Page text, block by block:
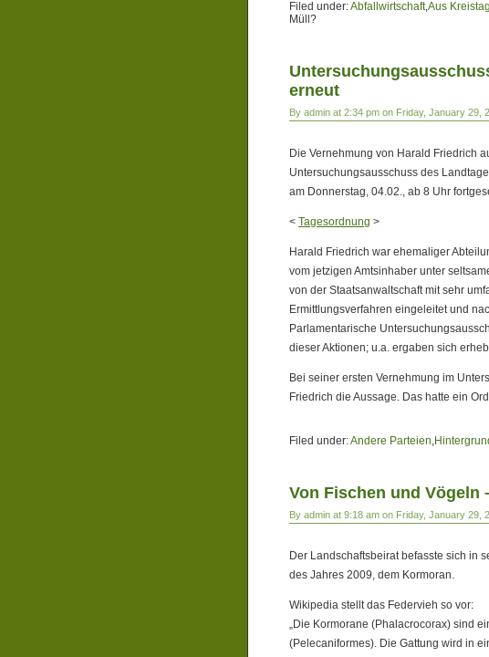
Filed under:Abfallwirtschaft,Aus
Müll?
erneut
By admin at 2:34 pm on Friday, January 29,
Die Vernehmung von Harald Friedrich
Untersuchungsausschuss des
am Donnerstag, 04.02., ab 8 Uhr
< Tagesordnung >
Harald Friedrich war ehemaliger
vom jetzigen Amtsinhaber unter
von der Staatsanwaltschaft mit sehr
Ermittlungsverfahren eingeleitet und
Parlamentarische
dieser Aktionen; u.a. ergaben sich
Bei seiner ersten Vernehmung im
Friedrich die Aussage. Das hatte ein
Filed under:Andere Parteien,
Von Fischen und Vögeln
By admin at 9:18 am on Friday, January 29,
Der Landschaftsbeirat befasste sich in
des Jahres 2009, dem Kormoran.
Wikipedia stellt das Federvieh so vor:
„Die Kormorane (Phalacrocorax) sind
(Pelecaniformes). Die Gattung wird in